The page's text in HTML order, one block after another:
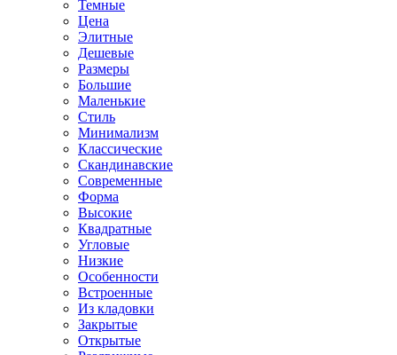
Темные
Цена
Элитные
Дешевые
Размеры
Большие
Маленькие
Стиль
Минимализм
Классические
Скандинавские
Современные
Форма
Высокие
Квадратные
Угловые
Низкие
Особенности
Встроенные
Из кладовки
Закрытые
Открытые